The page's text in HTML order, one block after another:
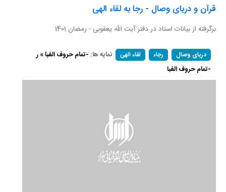
قرآن و دریای وصال - رجا به لقاء الهی
برگرفته از بیانات استاد در دفتر آیت الله یعقوبی - رمضان 1401
دریای وصال رجاء لقاء الهی نمایه ها: -تمام حروف الفبا » ر
-تمام حروف الفبا